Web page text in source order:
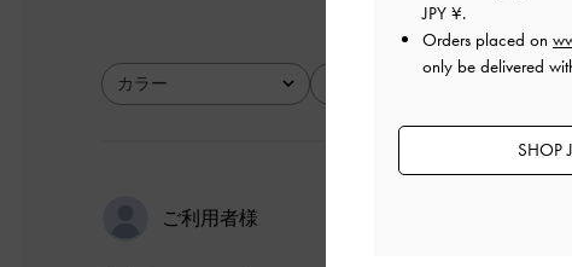
カラー
全て
ご利用者様
JPY ¥.
Orders placed on
only be delivered
SHOP